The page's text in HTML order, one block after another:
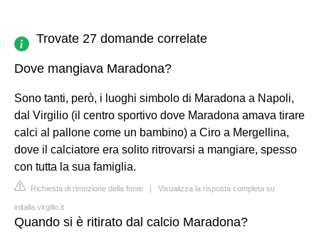
Trovate 27 domande correlate
Dove mangiava Maradona?
Sono tanti, però, i luoghi simbolo di Maradona a Napoli,
dal Virgilio (il centro sportivo dove Maradona amava tirare
calci al pallone come un bambino) a Ciro a Mergellina,
dove il calciatore era solito ritrovarsi a mangiare, spesso
con tutta la sua famiglia.
Richiesta di rimozione della fonte | Visualizza la risposta completa su
initalia.virgilio.it
Quando si è ritirato dal calcio Maradona?